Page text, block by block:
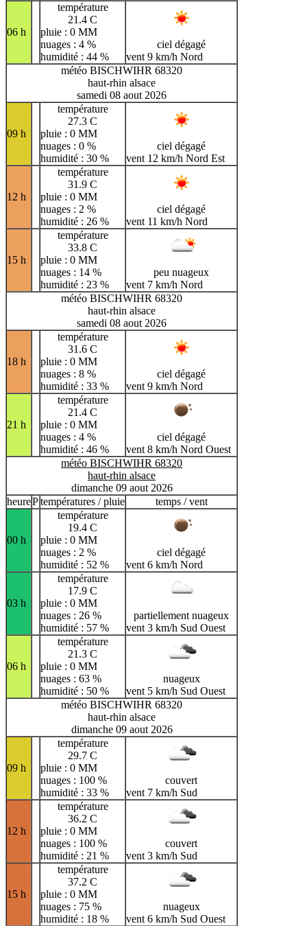
06 h
température
21.4 C
pluie : 0 MM
nuages : 4 %
humidité : 44 %
ciel dégagé
vent 9 km/h Nord
météo BISCHWIHR 68320
haut-rhin alsace
samedi 08 aout 2026
09 h
température
27.3 C
pluie : 0 MM
nuages : 0 %
humidité : 30 %
ciel dégagé
vent 12 km/h Nord Est
12 h
température
31.9 C
pluie : 0 MM
nuages : 2 %
humidité : 26 %
ciel dégagé
vent 11 km/h Nord
15 h
température
33.8 C
pluie : 0 MM
nuages : 14 %
humidité : 23 %
peu nuageux
vent 7 km/h Nord
météo BISCHWIHR 68320
haut-rhin alsace
samedi 08 aout 2026
18 h
température
31.6 C
pluie : 0 MM
nuages : 8 %
humidité : 33 %
ciel dégagé
vent 9 km/h Nord
21 h
température
21.4 C
pluie : 0 MM
nuages : 4 %
humidité : 46 %
ciel dégagé
vent 8 km/h Nord Ouest
météo BISCHWIHR 68320
haut-rhin alsace
dimanche 09 aout 2026
heurePtempératures / pluie temps / vent
00 h
température
19.4 C
pluie : 0 MM
nuages : 2 %
humidité : 52 %
ciel dégagé
vent 6 km/h Nord
03 h
température
17.9 C
pluie : 0 MM
nuages : 26 %
humidité : 57 %
partiellement nuageux
vent 3 km/h Sud Ouest
06 h
température
21.3 C
pluie : 0 MM
nuages : 63 %
humidité : 50 %
nuageux
vent 5 km/h Sud Ouest
météo BISCHWIHR 68320
haut-rhin alsace
dimanche 09 aout 2026
09 h
température
29.7 C
pluie : 0 MM
nuages : 100 %
humidité : 33 %
couvert
vent 7 km/h Sud
12 h
température
36.2 C
pluie : 0 MM
nuages : 100 %
humidité : 21 %
couvert
vent 3 km/h Sud
15 h
température
37.2 C
pluie : 0 MM
nuages : 75 %
humidité : 18 %
nuageux
vent 6 km/h Sud Ouest